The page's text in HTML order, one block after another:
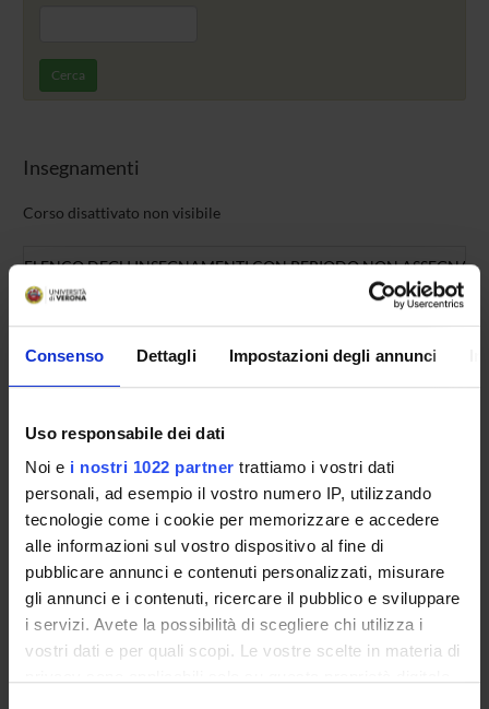
Consenso Dettagli Impostazioni degli annunci
Uso responsabile dei dati
Noi e i nostri 1022 partner trattiamo i vostri dati
personali, ad esempio il vostro numero IP, utilizzando
tecnologie come i cookie per memorizzare e accedere
alle informazioni sul vostro dispositivo al fine di
pubblicare annunci e contenuti personalizzati, misurare
gli annunci e i contenuti, ricercare il pubblico e sviluppare
i servizi. Avete la possibilità di scegliere chi utilizza i
vostri dati e per quali scopi. Le vostre scelte in materia di
Cerca
Insegnamenti
Corso disattivato non visibile
ELENCO DEGLI INSEGNAMENTI CON PERIODO NON ASSEGNATO
ANNI TAF
4° -
4° Dermatologia geriatrica
4° - Diagnostica di laboratorio
4° - Diagnostica per immagini
4° - Diagnostica strumentale cardiologica
4° - Diagnostica strumentale vascolare
Elementi di Gerontologia